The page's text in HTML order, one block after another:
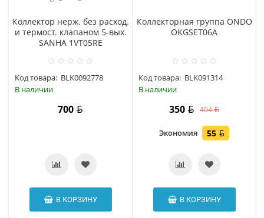
Коллектор нерж. без расход.
и термост. клапаном 5-вых.
SANHA 1VT05RE
Код товара: BLK0092778
В наличии
700
В КОРЗИНУ
Коллекторная группа ONDO
OKGSET06A
Код товара: BLK091314
В наличии
350 404
Экономия 55
В КОРЗИНУ